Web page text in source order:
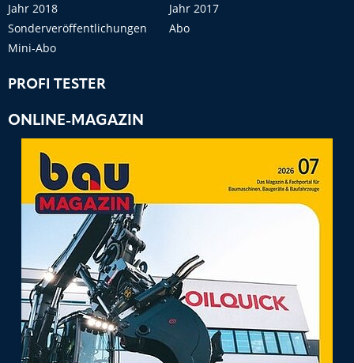
Jahr 2018
Jahr 2017
Sonderveröffentlichungen
Abo
Mini-Abo
PROFI TESTER
ONLINE-MAGAZIN